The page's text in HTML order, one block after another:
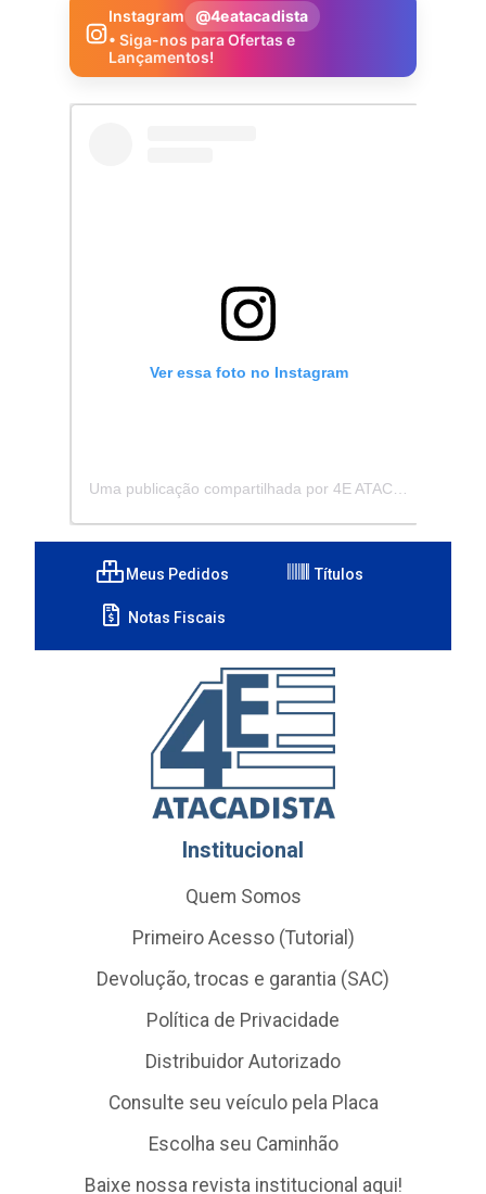
Instagram
@4eatacadista
• Siga-nos para Ofertas e
Lançamentos!
Ver essa foto no Instagram
Meus Pedidos Títulos
Notas Fiscais
Institucional
Quem Somos
Primeiro Acesso (Tutorial)
Devolução, trocas e garantia (SAC)
Política de Privacidade
Distribuidor Autorizado
Consulte seu veículo pela Placa
Escolha seu Caminhão
Baixe nossa revista institucional aqui!